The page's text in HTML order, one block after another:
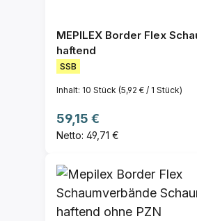
MEPILEX Border Flex
haftend
SSB
Inhalt: 10 Stück (5,92 € / 1 Stück)
Regulärer Preis:
59,15 €
Netto: 49,71 €